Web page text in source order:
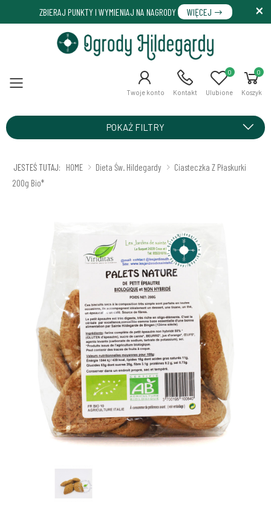
ZBIERAJ PUNKTY I WYMIENIAJ NA NAGRODY WIĘCEJ
Menu Twoje konto Kontakt Ulubione
0 0
Koszyk
POKAŻ FILTRY
JESTEŚ TUTAJ: HOME Dieta Św. Hildegardy
Ciasteczka Z Płaskurki
200g Bio*